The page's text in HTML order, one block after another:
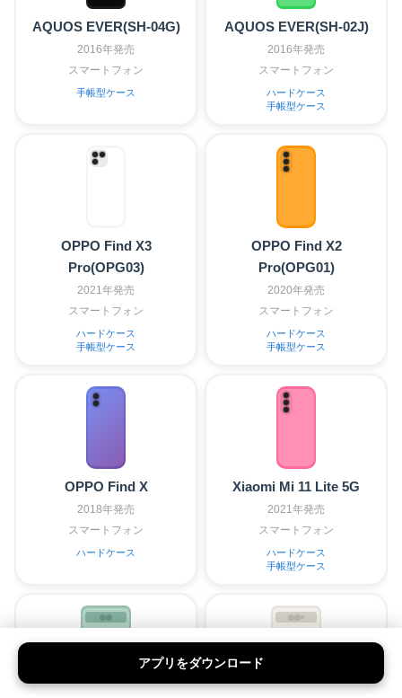
AQUOS EVER(SH-04G)
2016年発売
スマートフォン
手帳型ケース
AQUOS EVER(SH-02J)
2016年発売
スマートフォン
ハードケース
手帳型ケース
OPPO Find X3
Pro(OPG03)
2021年発売
スマートフォン
ハードケース
手帳型ケース
OPPO Find X2
Pro(OPG01)
2020年発売
スマートフォン
ハードケース
手帳型ケース
OPPO Find X
2018年発売
スマートフォン
ハードケース
Xiaomi Mi 11 Lite 5G
2021年発売
スマートフォン
ハードケース
手帳型ケース
アプリをダウンロード